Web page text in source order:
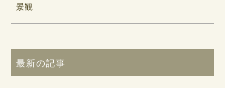
景観
最新の記事